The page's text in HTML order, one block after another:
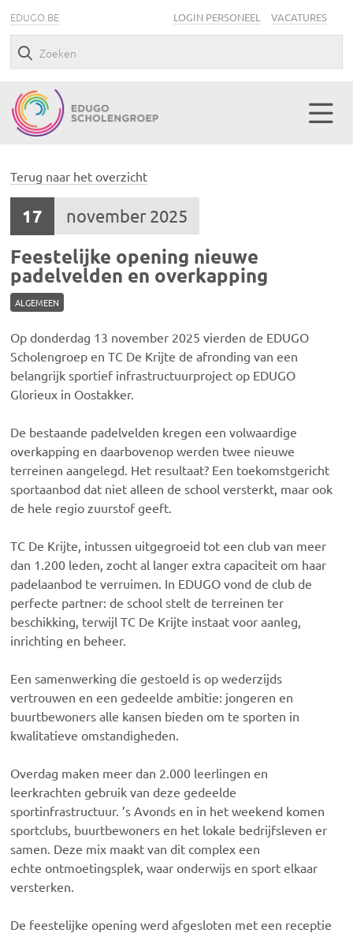
EDUGO.BE LOGIN PERSONEEL VACATURES
Terug naar het overzicht
17 november 2025
Feestelijke opening nieuwe
padelvelden en overkapping
ALGEMEEN
Op donderdag 13 november 2025 vierden de EDUGO
Scholengroep en TC De Krijte de afronding van een
belangrijk sportief infrastructuurproject op EDUGO
Glorieux in Oostakker.
De bestaande padelvelden kregen een volwaardige
overkapping en daarbovenop werden twee nieuwe
terreinen aangelegd. Het resultaat? Een toekomstgericht
sportaanbod dat niet alleen de school versterkt, maar ook
de hele regio zuurstof geeft.
TC De Krijte, intussen uitgegroeid tot een club van meer
dan 1.200 leden, zocht al langer extra capaciteit om haar
padelaanbod te verruimen. In EDUGO vond de club de
perfecte partner: de school stelt de terreinen ter
beschikking, terwijl TC De Krijte instaat voor aanleg,
inrichting en beheer.
Een samenwerking die gestoeld is op wederzijds
vertrouwen en een gedeelde ambitie: jongeren en
buurtbewoners alle kansen bieden om te sporten in
kwalitatieve omstandigheden.
Overdag maken meer dan 2.000 leerlingen en
leerkrachten gebruik van deze gedeelde
sportinfrastructuur. ’s Avonds en in het weekend komen
sportclubs, buurtbewoners en het lokale bedrijfsleven er
samen. Deze mix maakt van dit complex een
echte ontmoetingsplek, waar onderwijs en sport elkaar
versterken.
De feestelijke opening werd afgesloten met een receptie